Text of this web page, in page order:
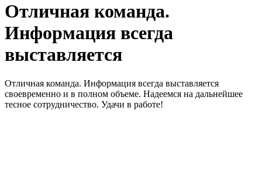
Отличная команда.
Информация всегда
выставляется
Отличная команда. Информация всегда выставляется
своевременно и в полном объеме. Надеемся на дальнейшее
тесное сотрудничество. Удачи в работе!